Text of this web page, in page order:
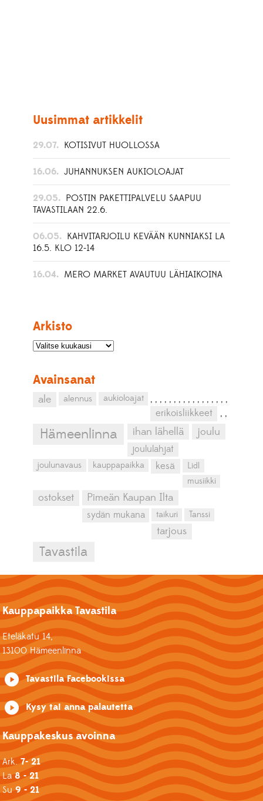
Uusimmat artikkelit
29.07. KOTISIVUT HUOLLOSSA
16.06. JUHANNUKSEN AUKIOLOAJAT
29.05. POSTIN PAKETTIPALVELU SAAPUU
TAVASTILAAN 22.6.
06.05. KAHVITARJOILU KEVÄÄN KUNNIAKSI LA
16.5. KLO 12-14
16.04. MERO MARKET AVAUTUU LÄHIAIKOINA
Arkisto
Avainsanat
ale ,
alennus ,
aukioloajat ,
erikoisliikkeet
,
Hämeenlinna
,
ihan lähellä
,
joulu
,
joululahjat
,
joulunavaus
,
kauppapaikka
,
kesä
,
Lidl
,
musiikki
,
ostokset
,
Pimeän Kaupan Ilta
,
sydän mukana
,
taikuri
,
Tanssi
,
tarjous
,
Tavastila
Kauppapaikka Tavastila
Eteläkatu 14,
13100 Hämeenlinna
Tavastila Facebookissa
Kysy tai anna palautetta
Kauppakeskus avoinna
Ark.7- 21
La8 - 21
Su9 - 21